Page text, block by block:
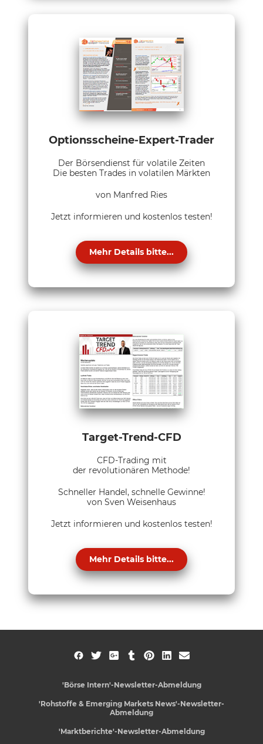
Optionsscheine-Expert-Trader
Der Börsendienst für volatile Zeiten
Die besten Trades in volatilen Märkten
von Manfred Ries
Jetzt informieren und kostenlos testen!
Mehr Details bitte...
Target-Trend-CFD
CFD-Trading mit
der revolutionären Methode!
Schneller Handel, schnelle Gewinne!
von Sven Weisenhaus
Jetzt informieren und kostenlos testen!
Mehr Details bitte...
'Börse Intern'-Newsletter-Abmeldung
'Rohstoffe & Emerging Markets News'-Newsletter-
Abmeldung
'Marktberichte'-Newsletter-Abmeldung